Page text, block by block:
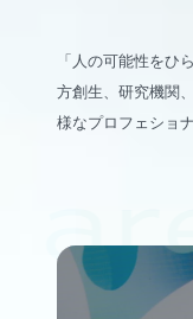
「人の可能性をひ
方創生、研究機関
様なプロフェショ